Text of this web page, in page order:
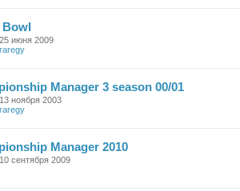
Bowl
июня 2009
Manager 3 season 00/01
ноября 2003
Manager 2010
сентября 2009